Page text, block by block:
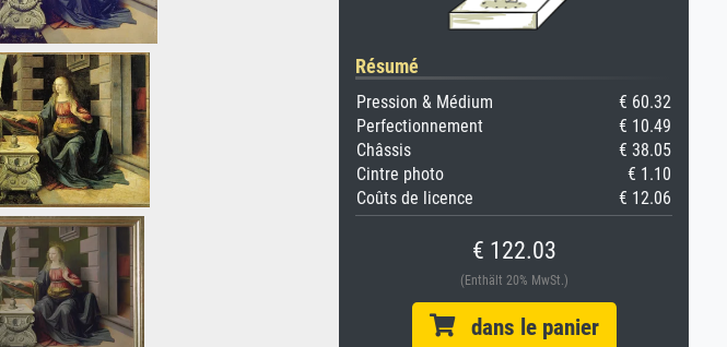
Résumé
Pression & Médium
€ 60.32
Perfectionnement
€ 10.49
Châssis
€ 38.05
Cintre photo
€ 1.10
Coûts de licence
€ 12.06
€ 122.03
(Enthält 20% MwSt.)
dans le panier